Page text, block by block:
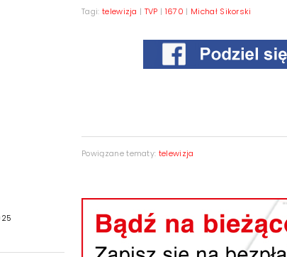
Tagi: telewizja | TVP | 1670 | Michał Sikorski
Powiązane tematy: telewizja